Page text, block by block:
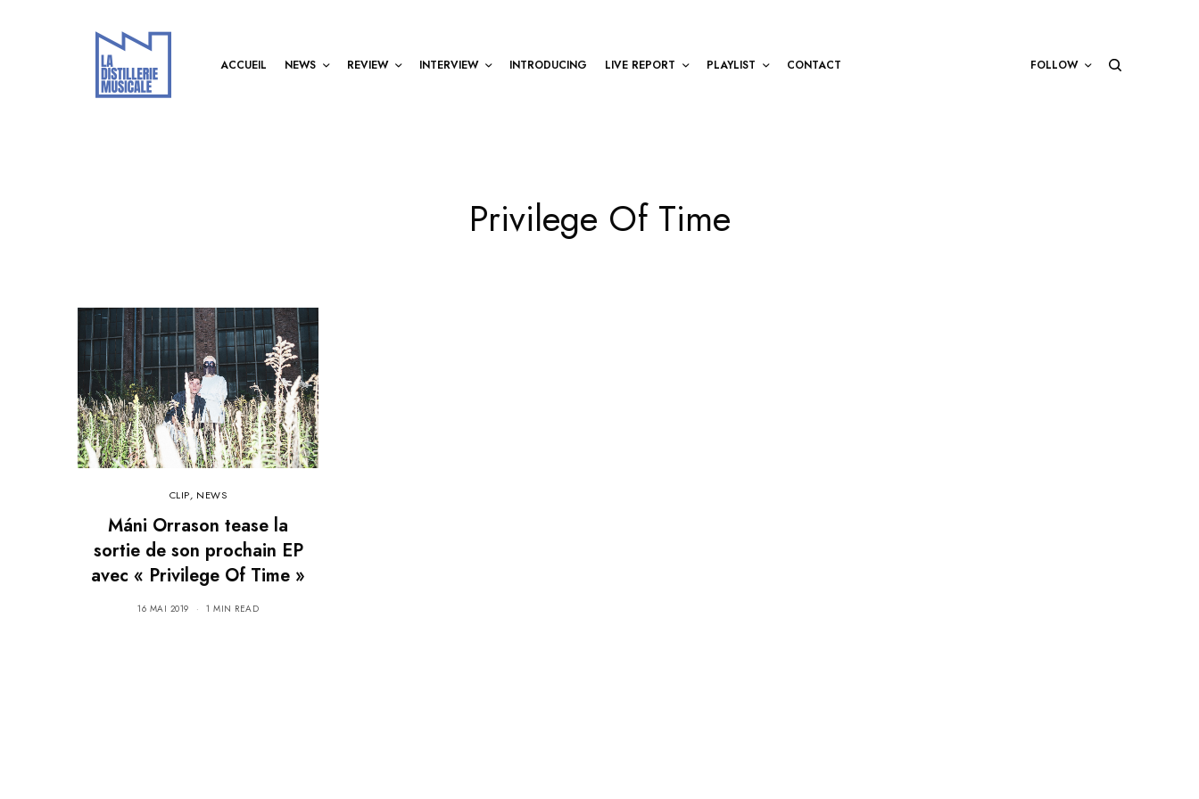
ACCUEIL NEWS REVIEW INTERVIEW INTRODUCING LIVE REPORT PLAYLIST CONTACT FOLLOW
Privilege Of Time
CLIP, NEWS
Máni Orrason tease la
sortie de son prochain EP
avec « Privilege Of Time »
16 MAI 2019 1 MIN READ